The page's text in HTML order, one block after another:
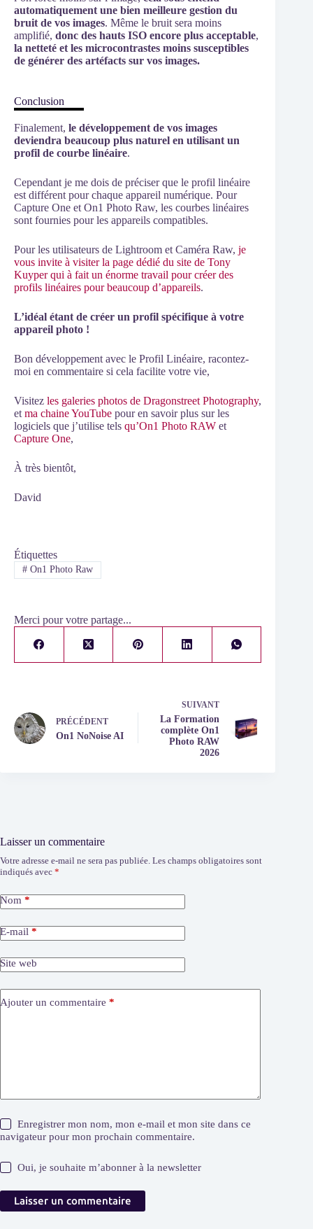
automatiquement une bien meilleure gestion du
bruit de vos images. Même le bruit sera moins
amplifié, donc des hauts ISO encore plus acceptable,
la netteté et les microcontrastes moins susceptibles
de générer des artéfacts sur vos images.
Conclusion
Finalement, le développement de vos images
deviendra beaucoup plus naturel en utilisant un
profil de courbe linéaire.
Cependant je me dois de préciser que le profil linéaire
est différent pour chaque appareil numérique. Pour
Capture One et On1 Photo Raw, les courbes linéaires
sont fournies pour les appareils compatibles.
Pour les utilisateurs de Lightroom et Caméra Raw, je
vous invite à visiter la page dédié du site de Tony
Kuyper qui à fait un énorme travail pour créer des
profils linéaires pour beaucoup d’appareils.
L’idéal étant de créer un profil spécifique à votre
appareil photo !
Bon développement avec le Profil Linéaire, racontez-
moi en commentaire si cela facilite votre vie,
Visitez les galeries photos de Dragonstreet Photography,
et ma chaine YouTube pour en savoir plus sur les
logiciels que j’utilise tels qu’On1 Photo RAW et
Capture One,
À très bientôt,
David
Étiquettes
#On1 Photo Raw
Merci pour votre partage...
PRÉCÉDENT
On1 NoNoise AI
SUIVANT
La Formation
complète On1
Photo RAW
2026
Laisser un commentaire
Votre adresse e-mail ne sera pas publiée. Les champs obligatoires sont
indiqués avec *
Nom *
E-mail *
Site web
Ajouter un commentaire *
Enregistrer mon nom, mon e-mail et mon site dans ce
navigateur pour mon prochain commentaire.
Oui, je souhaite m’abonner à la newsletter
Laisser un commentaire